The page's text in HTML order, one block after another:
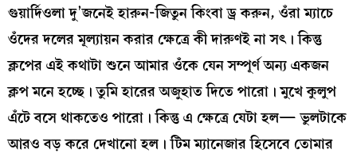
গুয়ার্দিওলা দু’জনেই হারুন-জিতুন কিংবা ড্র করুন, ওঁরা ম্যাচে
ওঁদের দলের মূল্যায়ন করার ক্ষেত্রে কী দারুণই না সৎ। কিন্তু
ক্লপের এই কথাটা শুনে আমার ওঁকে যেন সম্পূর্ণ অন্য একজন
ক্লপ মনে হচ্ছে। তুমি হারের অজুহাত দিতে পারো। মুখে কুলুপ
এঁটে বসে থাকতেও পারো। কিন্তু এ ক্ষেত্রে যেটা হল— ভুলটাকে
আরও বড় করে দেখানো হল। টিম ম্যানেজার হিসেবে তোমার